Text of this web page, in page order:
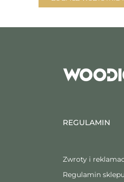
REGULAMIN
Zwroty i
Regulamin sklepu